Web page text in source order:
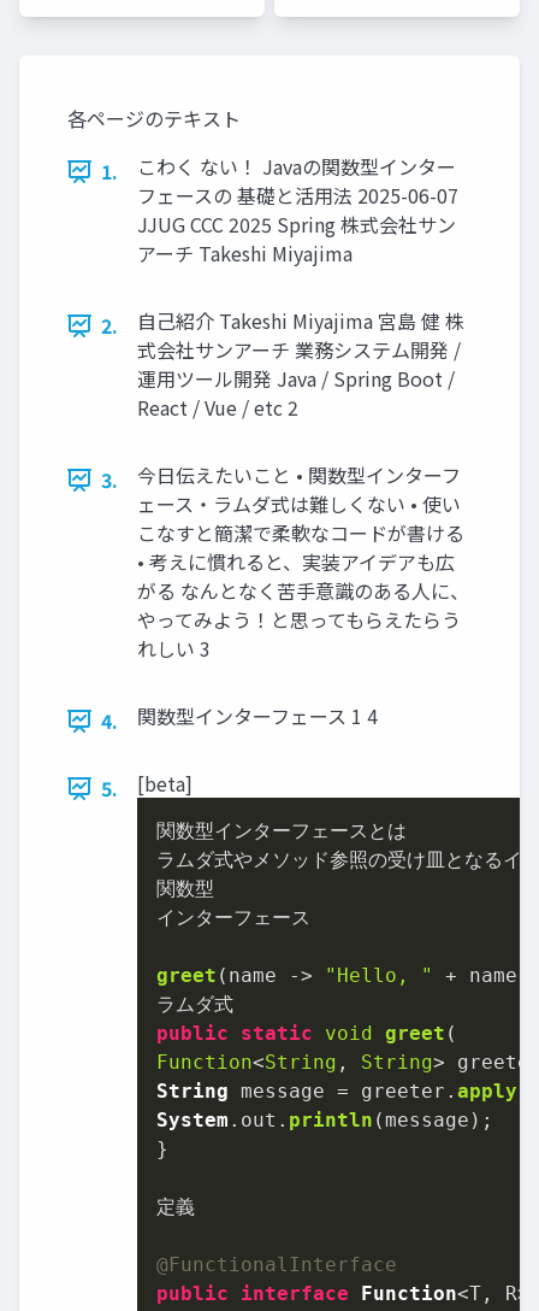
各ページのテキスト
1.
こわく ない！ Javaの関数型インター
フェースの 基礎と活用法 2025-06-07
JJUG CCC 2025 Spring 株式会社サン
アーチ Takeshi Miyajima
2.
自己紹介 Takeshi Miyajima 宮島 健 株
式会社サンアーチ 業務システム開発 /
運用ツール開発 Java / Spring Boot /
React / Vue / etc 2
3.
今日伝えたいこと • 関数型インターフ
ェース・ラムダ式は難しくない • 使い
こなすと簡潔で柔軟なコードが書ける
• 考えに慣れると、実装アイデアも広
がる なんとなく苦手意識のある人に、
やってみよう！と思ってもらえたらう
れしい 3
4. 関数型インターフェース 1 4
5. [beta]
関数型インターフェースとは
ラムダ式やメソッド参照の受け皿となるイ
関数型
インターフェース
greet (name -> "Hello, "
+
public
static void greet (
Function<String , String>
String message = greeter. apply
System . out . println (message);
}
定義
@FunctionalInterface
public
interface Function<T,